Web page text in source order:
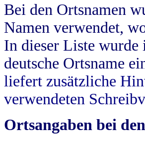
Bei den Ortsnamen
Namen verwendet,
In dieser Liste wurde
deutsche Ortsname
liefert zusätzliche
verwendeten
Ortsangaben bei